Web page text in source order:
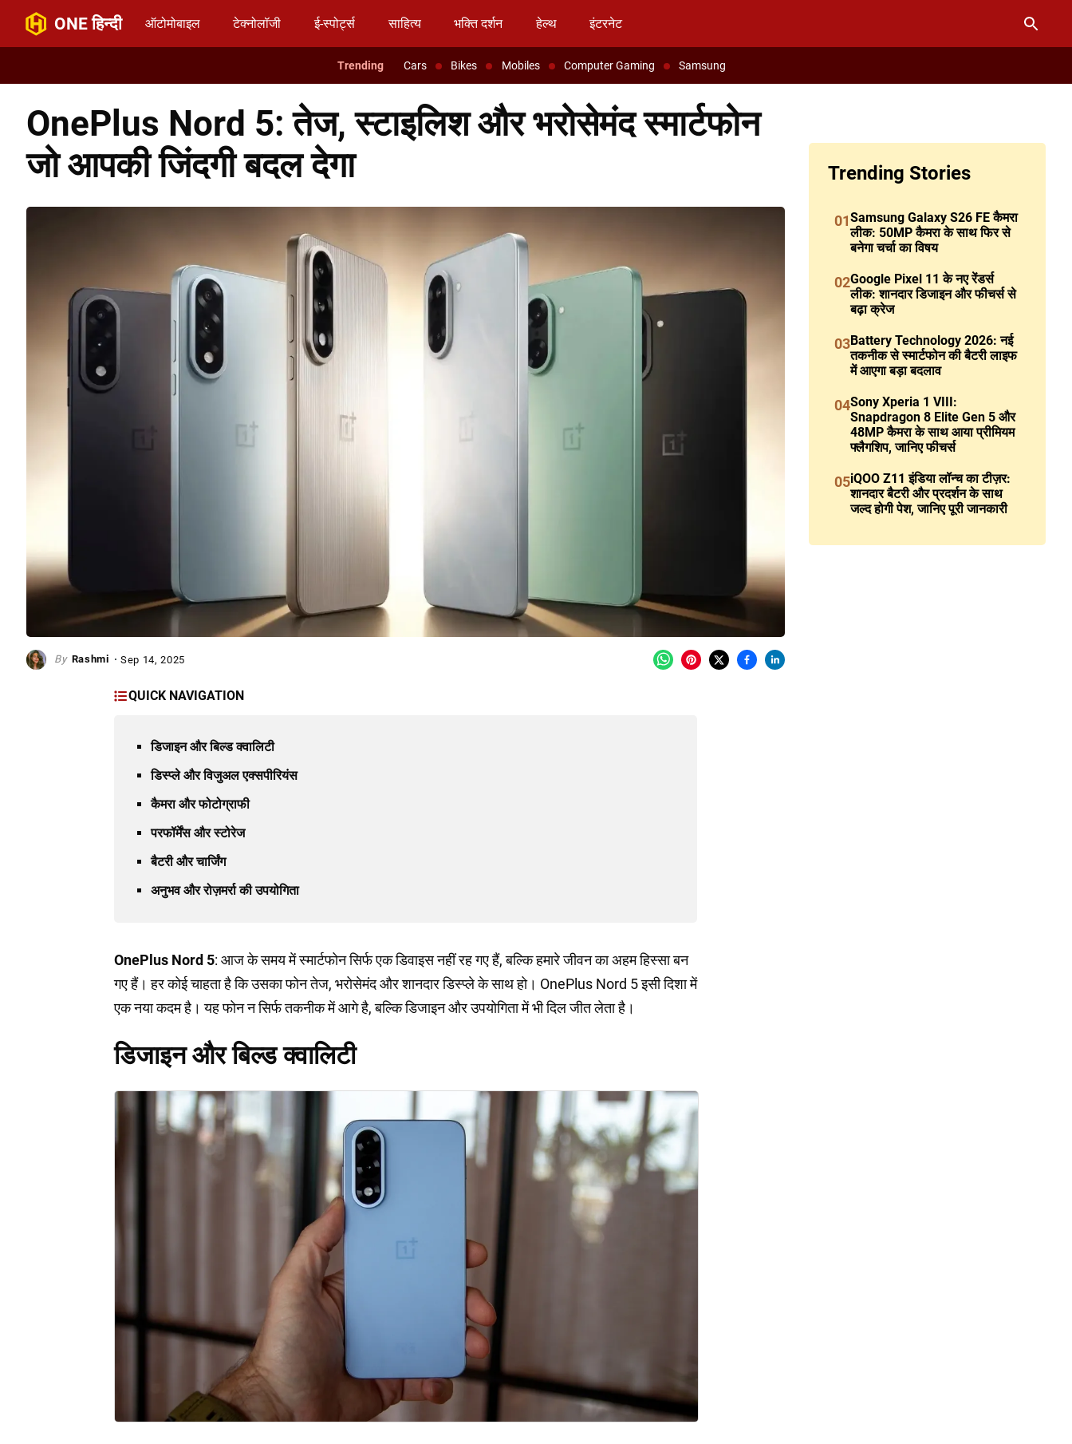
ONE हिन्दी ऑटोमोबाइल टेक्नोलॉजी ई-स्पोर्ट्स साहित्य भक्ति दर्शन हेल्थ इंटरनेट
Cars Bikes Mobiles Computer Gaming Samsung
OnePlus Nord 5: तेज, स्टाइलिश और भरोसेमंद स्मार्टफोन
जो आपकी जिंदगी बदल देगा
Rashmi Sep 14, 2025
QUICK NAVIGATION
डिजाइन और बिल्ड क्वालिटी
डिस्प्ले और विजुअल एक्सपीरियंस
कैमरा और फोटोग्राफी
परफॉर्मेंस और स्टोरेज
बैटरी और चार्जिंग
अनुभव और रोज़मर्रा की उपयोगिता
OnePlus Nord 5: आज के समय में स्मार्टफोन सिर्फ एक डिवाइस नहीं रह गए हैं, बल्कि हमारे जीवन का अहम हिस्सा बन
गए हैं। हर कोई चाहता है कि उसका फोन तेज, भरोसेमंद और शानदार डिस्प्ले के साथ हो। OnePlus Nord 5 इसी दिशा में
एक नया कदम है। यह फोन न सिर्फ तकनीक में आगे है, बल्कि डिजाइन और उपयोगिता में भी दिल जीत लेता है।
डिजाइन और बिल्ड क्वालिटी
Trending Stories
01Samsung Galaxy S26 FE कैमरा
लीक: 50MP कैमरा के साथ फिर से
बनेगा चर्चा का विषय
02Google Pixel 11 के नए रेंडर्स
लीक: शानदार डिजाइन और फीचर्स से
बढ़ा क्रेज
03Battery Technology 2026: नई
तकनीक से स्मार्टफोन की बैटरी लाइफ
में आएगा बड़ा बदलाव
04Sony Xperia 1 VIII:
Snapdragon 8 Elite Gen 5 और
48MP कैमरा के साथ आया प्रीमियम
फ्लैगशिप, जानिए फीचर्स
05iQOO Z11 इंडिया लॉन्च का टीज़र:
शानदार बैटरी और प्रदर्शन के साथ
जल्द होगी पेश, जानिए पूरी जानकारी